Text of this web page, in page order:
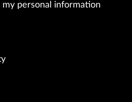
personal information